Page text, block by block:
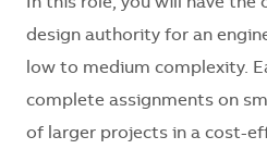
design authority for an
low to medium complexity.
complete assignments on
of larger projects in a cost-